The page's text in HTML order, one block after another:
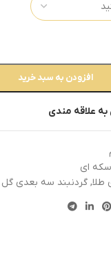
افزودن به سبد خرید
به علاقه مندی
سکه ای
طلا, گردنبند سه بعدی گل